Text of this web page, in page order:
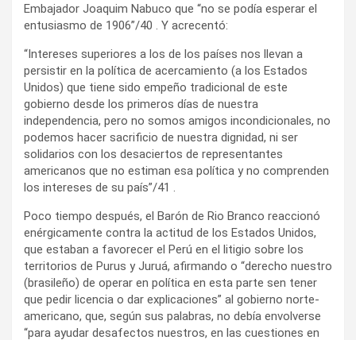
Embajador Joaquim Nabuco que “no se podía esperar el
entusiasmo de 1906”/40 . Y acrecentó:
“Intereses superiores a los de los países nos llevan a
persistir en la política de acercamiento (a los Estados
Unidos) que tiene sido empeño tradicional de este
gobierno desde los primeros días de nuestra
independencia, pero no somos amigos incondicionales, no
podemos hacer sacrificio de nuestra dignidad, ni ser
solidarios con los desaciertos de representantes
americanos que no estiman esa política y no comprenden
los intereses de su país”/41 .
Poco tiempo después, el Barón de Rio Branco reaccionó
enérgicamente contra la actitud de los Estados Unidos,
que estaban a favorecer el Perú en el litigio sobre los
territorios de Purus y Juruá, afirmando o “derecho nuestro
(brasileño) de operar en política en esta parte sen tener
que pedir licencia o dar explicaciones” al gobierno norte-
americano, que, según sus palabras, no debía envolverse
“para ayudar desafectos nuestros, en las cuestiones en